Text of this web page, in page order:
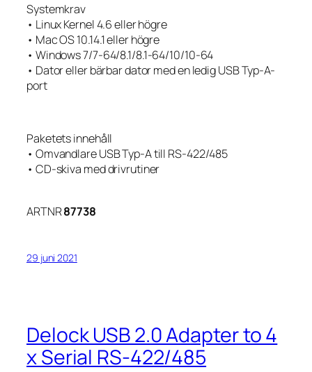
Systemkrav
• Linux Kernel 4.6 eller högre
• Mac OS 10.14.1 eller högre
• Windows 7/7-64/8.1/8.1-64/10/10-64
• Dator eller bärbar dator med en ledig USB Typ-A-
port
Paketets innehåll
• Omvandlare USB Typ-A till RS-422/485
• CD-skiva med drivrutiner
ARTNR87738
29 juni 2021
Delock USB 2.0 Adapter to 4
x Serial RS-422/485